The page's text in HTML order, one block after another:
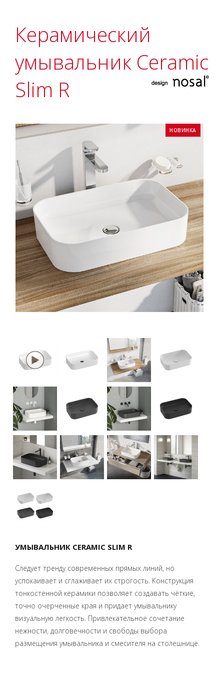
Керамический
умывальник Ceramic
Slim R
НОВИНКА
УМЫВАЛЬНИК CERAMIC SLIM R
Следует тренду современных прямых линий, но
успокаивает и сглаживает их строгость. Конструкция
тонкостенной керамики позволяет создавать чёткие,
точно очерченные края и придает умывальнику
визуальную легкость. Привлекательное сочетание
нежности, долговечности и свободы выбора
размещения умывальника и смесителя на столешнице.